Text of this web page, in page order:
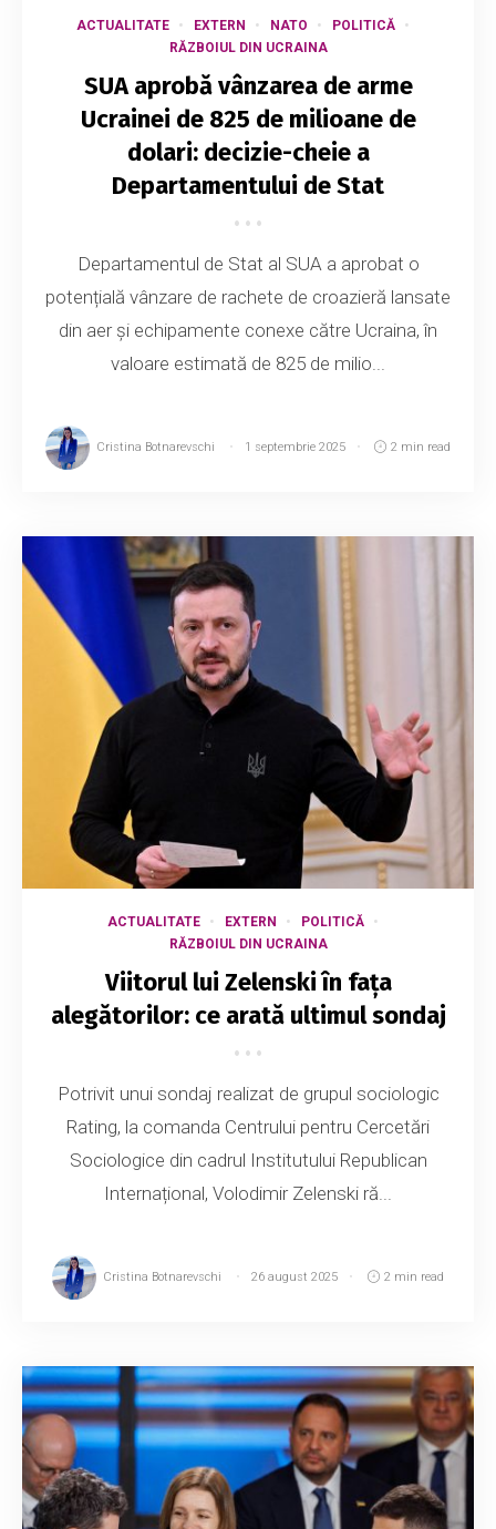
ACTUALITATE EXTERN NATO
POLITICĂ
RĂZBOIUL DIN UCRAINA
SUA aprobă vânzarea de arme
Ucrainei de 825 de milioane de
dolari: decizie-cheie a
Departamentului de Stat
Departamentul de Stat al SUA a aprobat o
potențială vânzare de rachete de croazieră lansate
din aer și echipamente conexe către Ucraina, în
valoare estimată de 825 de milio...
Cristina Botnarevschi 1 septembrie 2025 2 min read
ACTUALITATE EXTERN
POLITICĂ
RĂZBOIUL DIN UCRAINA
Viitorul lui Zelenski în fața
alegătorilor: ce arată ultimul sondaj
Potrivit unui sondaj realizat de grupul sociologic
Rating, la comanda Centrului pentru Cercetări
Sociologice din cadrul Institutului Republican
Internațional, Volodimir Zelenski ră...
Cristina Botnarevschi 26 august 2025 2 min read